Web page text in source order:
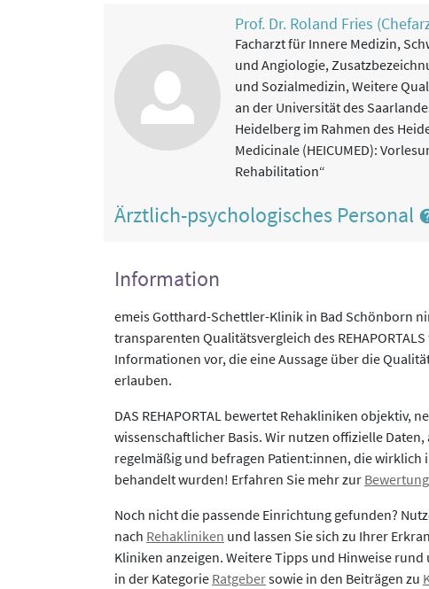
Prof. Dr. Roland Fries
Facharzt für Innere Medizin,
und Angiologie,
und Sozialmedizin, Weitere
an der Universität des
Heidelberg im Rahmen des
Medicinale (HEICUMED):
Rehabilitation“
Ärztlich-psychologisches Personal
Information
emeis Gotthard-Schettler-Klinik in Bad Schönborn
transparenten Qualitätsvergleich des
Informationen vor, die eine Aussage über die
erlauben.
DAS REHAPORTAL bewertet Rehakliniken objektiv,
wissenschaftlicher Basis. Wir nutzen offizielle
regelmäßig und befragen Patient:innen, die wirklich
behandelt wurden! Erfahren Sie mehr zur
Noch nicht die passende Einrichtung gefunden?
nach Rehakliniken und lassen Sie sich zu Ihrer
Kliniken anzeigen. Weitere Tipps und Hinweise rund
in der Kategorie Ratgebersowie in den Beiträgen zu